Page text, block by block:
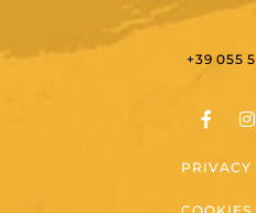
+39 055
PRIVACY